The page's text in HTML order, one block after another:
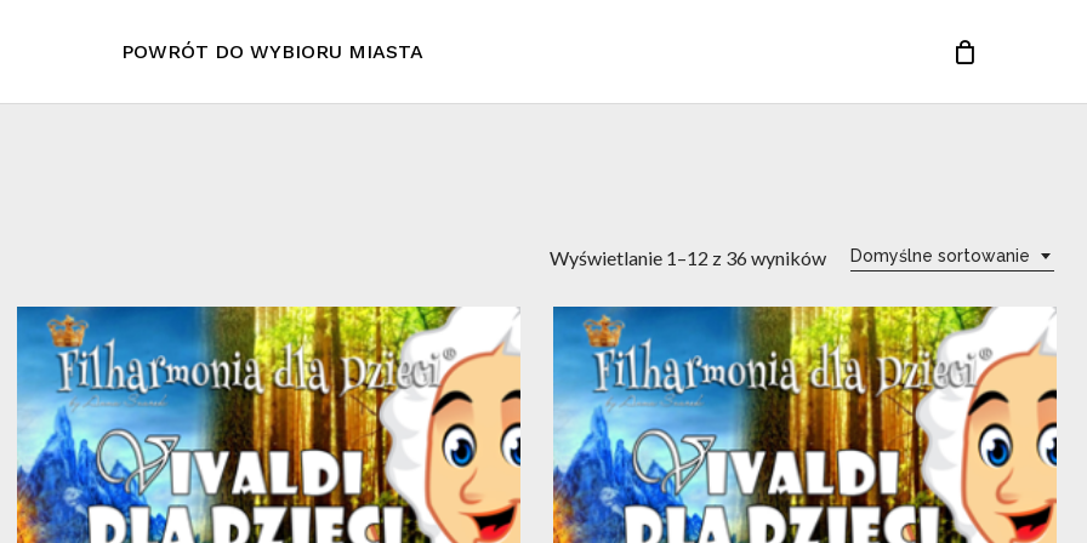
POWRÓT DO WYBIORU MIASTACart
Domyślne sortowanie
Wyświetlanie 1–12 z 36 wyników
16
mar
15
mar